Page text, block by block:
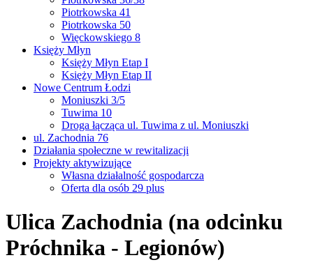
Piotrkowska 41
Piotrkowska 50
Więckowskiego 8
Księży Młyn
Księży Młyn Etap I
Księży Młyn Etap II
Nowe Centrum Łodzi
Moniuszki 3/5
Tuwima 10
Droga łącząca ul. Tuwima z ul. Moniuszki
ul. Zachodnia 76
Działania społeczne w rewitalizacji
Projekty aktywizujące
Własna działalność gospodarcza
Oferta dla osób 29 plus
Ulica Zachodnia (na odcinku
Próchnika - Legionów)